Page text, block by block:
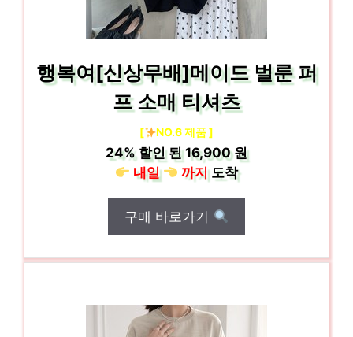
행복여[신상무배]메이드 벌룬 퍼
프 소매 티셔츠
[ NO.6 제품 ]
24%할인 된16,900 원
내일
까지도착
구매 바로가기